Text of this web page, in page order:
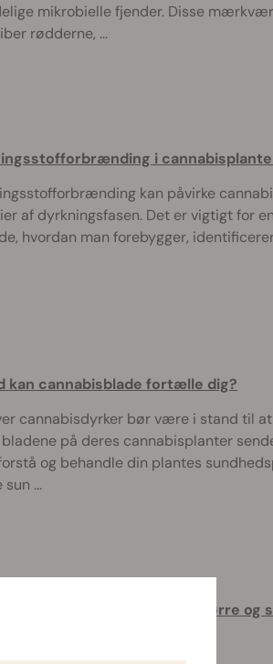
mikrobielle fjender. Disse
rødderne, ...
i
kan påvirke
af dyrkningsfasen. Det er vigtigt for
hvordan man forebygger,
kan cannabisblade fortælle dig?
cannabisdyrker bør være i stand til
på deres cannabisplanter
og behandle din plantes
sun ...
forebygges og behandles tørre og